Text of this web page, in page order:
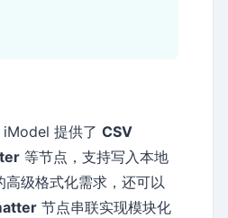
提供了 CSV
等节点，支持写入本地
级格式化需求，还可以
节点串联实现模块化